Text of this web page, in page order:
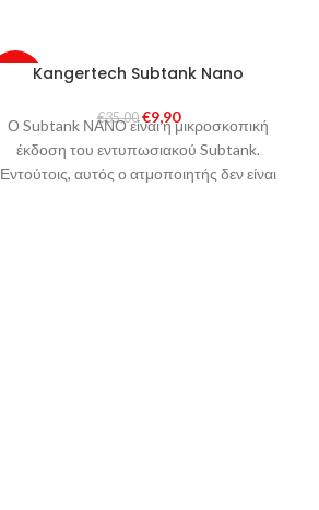
Kangertech Subtank Nano
€35,00 €9,90
Ο Subtank ΝΑΝΟ είναι η μικροσκοπική
έκδοση του εντυπωσιακού Subtank.
Εντούτοις, αυτός ο ατμοποιητής δεν είναι